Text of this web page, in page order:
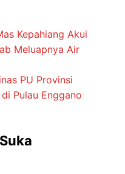
Kepahiang Akui
Meluapnya Air
PU Provinsi
Pulau Enggano